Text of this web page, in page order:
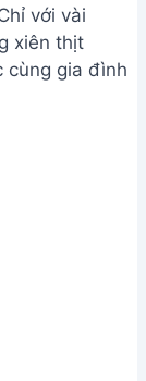
với vài
xiên thịt
cùng gia đình